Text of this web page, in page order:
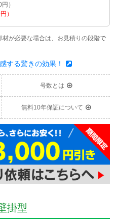
）
）
が必要な場合は、お見積りの段階で
する驚きの効果！
号数とは
無料10年保証について
掛型